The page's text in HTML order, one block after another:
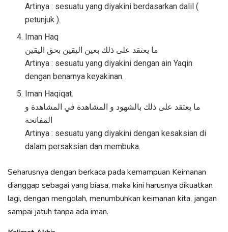
Artinya : sesuatu yang diyakini berdasarkan dalil (
petunjuk ).
Iman Haq
ما يعتقد على ذلك بعين اليقين بحق اليقين
Artinya : sesuatu yang diyakini dengan ain Yaqin
dengan benarnya keyakinan.
Iman Haqiqat.
ما يعتقد على ذلك بالشهود و المشاهدة في المشاهدة و
المفاتحة
Artinya : sesuatu yang diyakini dengan kesaksian di
dalam persaksian dan membuka.
Seharusnya dengan berkaca pada kemampuan Keimanan
dianggap sebagai yang biasa, maka kini harusnya dikuatkan
lagi, dengan mengolah, menumbuhkan keimanan kita, jangan
sampai jatuh tanpa ada iman.